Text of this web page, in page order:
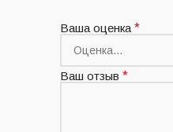
Ваша оценка *
Ваш отзыв *